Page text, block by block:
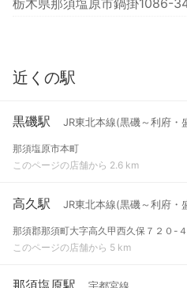
近くの駅
黒磯駅 JR東北本線(黒磯～利府・
那須塩原市本町
このページの店舗から 2.6 km
高久駅 JR東北本線(黒磯～利府・
那須郡那須町大字高久甲西久保７２０-４
このページの店舗から 5 km
那須塩原駅